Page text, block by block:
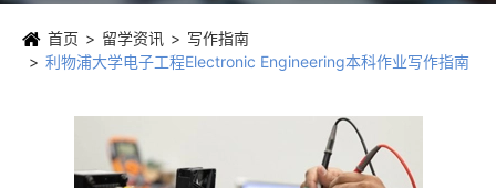
首页 留学资讯
写作指南
利物浦大学电子工程Electronic Engineering本科作业写作指南